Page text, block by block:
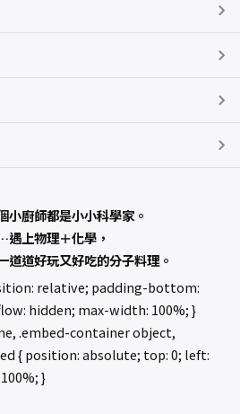
小廚師都是小小科學家。
上物理＋化學，
道道好玩又好吃的分子料理。
relative; padding-bottom:
hidden; max-width: 100%; }
.embed-container object,
{ position: absolute; top: 0; left:
}